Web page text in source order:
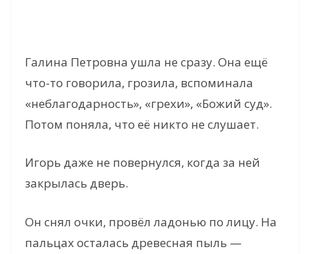
Галина Петровна ушла не сразу. Она ещё
что-то говорила, грозила, вспоминала
«неблагодарность», «грехи», «Божий суд».
Потом поняла, что её никто не слушает.
Игорь даже не повернулся, когда за ней
закрылась дверь.
Он снял очки, провёл ладонью по лицу. На
пальцах осталась древесная пыль —